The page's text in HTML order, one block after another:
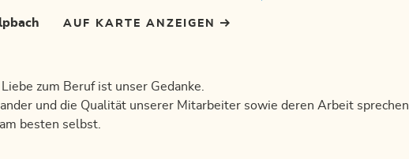
AUF KARTE ANZEIGEN
zum Beruf ist unser Gedanke.
und die Qualität unserer Mitarbeiter sowie deren Arbeit sprechen
besten selbst.